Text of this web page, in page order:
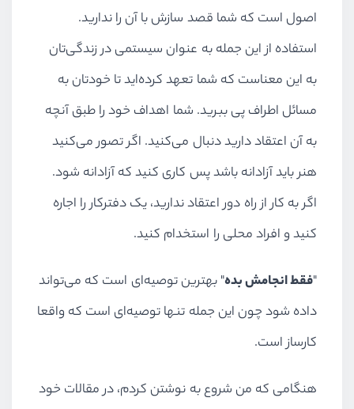
اصول است که شما قصد سازش با آن را ندارید.
استفاده از این جمله به عنوان سیستمی در زندگی‌تان
به این معناست که شما تعهد کرده‌اید تا خودتان به
مسائل اطراف پی ببرید. شما اهداف خود را طبق آنچه
به آن اعتقاد دارید دنبال می‌کنید. اگر تصور می‌کنید
هنر باید آزادانه باشد پس کاری کنید که آزادانه شود.
اگر به کار از راه دور اعتقاد ندارید، یک دفترکار را اجاره
کنید و افراد محلی را استخدام کنید.
"فقط انجامش بده" بهترین توصیه‌ای است که می‌تواند
داده شود چون این جمله تنها توصیه‌ای است که واقعا
کارساز است.
هنگامی که من شروع به نوشتن کردم، در مقالات خود